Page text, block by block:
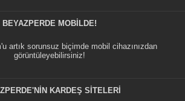
BEYAZPERDE MOBILDE!
artık sorunsuz biçimde mobil cihazınızdan
görüntüleyebilirsiniz!
KARDEŞ SİTELERİ